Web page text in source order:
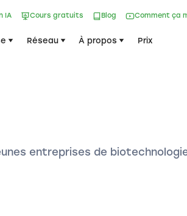
IA Cours gratuits Blog Comment ça
Réseau À propos Prix
entreprises de